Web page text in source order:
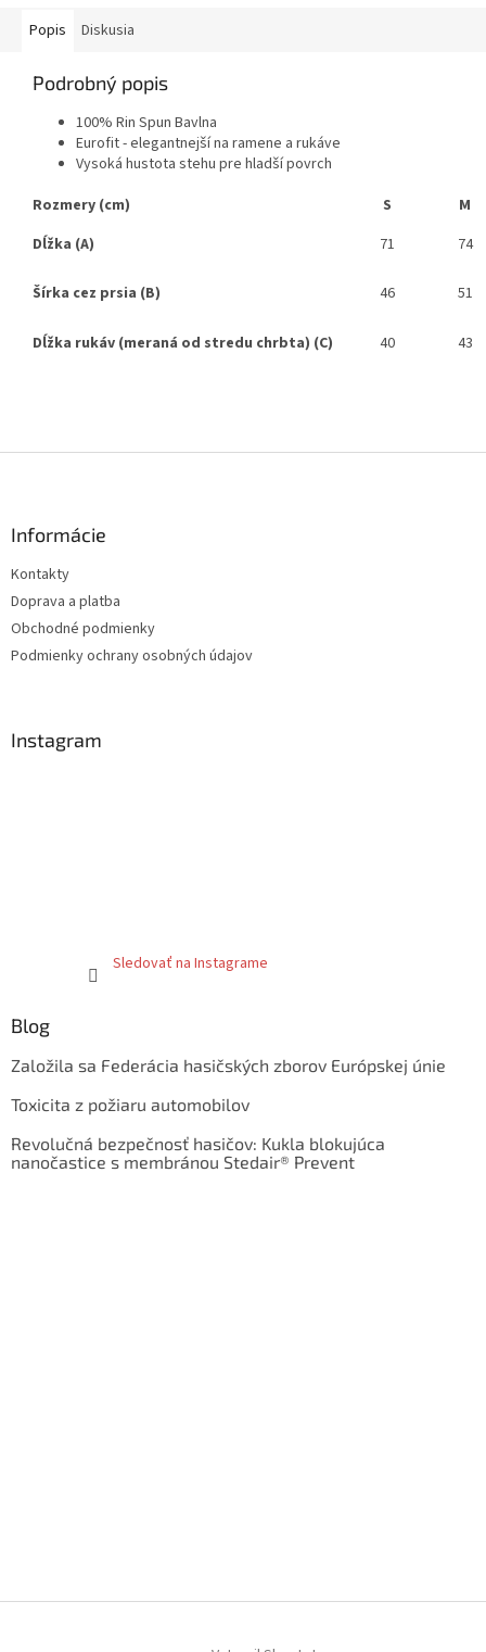
Popis Diskusia
Podrobný popis
100% Rin Spun Bavlna
Eurofit - elegantnejší na ramene a rukáve
Vysoká hustota stehu pre hladší povrch
Rozmery (cm)
S
M
Dĺžka (A)
71 74
Šírka cez prsia (B) 46 51
Dĺžka rukáv (meraná od stredu chrbta) (C) 40 43
Informácie
Kontakty
Doprava a platba
Obchodné podmienky
Podmienky ochrany osobných údajov
Instagram
Sledovať na Instagrame
Blog
Založila sa Federácia hasičských zborov Európskej únie
Toxicita z požiaru automobilov
Revolučná bezpečnosť hasičov: Kukla blokujúca
nanočastice s membránou Stedair® Prevent